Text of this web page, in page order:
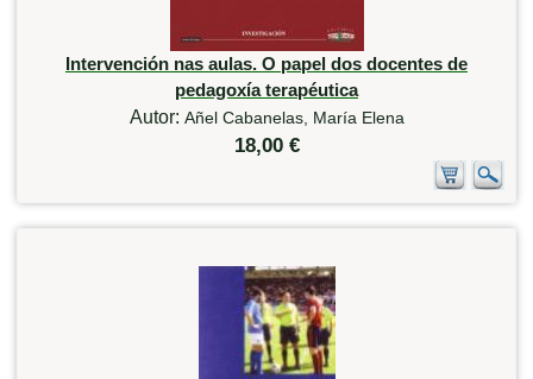
Intervención nas aulas. O papel dos docentes de
pedagoxía terapéutica
Autor: Añel Cabanelas, María Elena
18,00 €